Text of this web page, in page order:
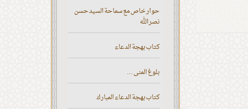
حوار خاص مع سماحة السيد حسن
نصر الله
كتاب بهجة الدعاء
بلوغ المنى ...
كتاب بهجة الدعاء المبارك